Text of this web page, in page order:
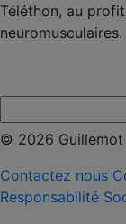
Téléthon, au
neuromusculaires.
© 2026 Guillemot
Contactez nous
Responsabilité